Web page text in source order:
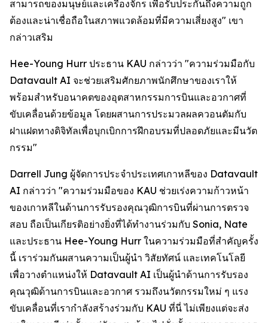
สามารถของมนุษย์และเครื่องจักร เพื่อรับประกันถึงความถูก
ต้องและน่าเชื่อถือในสภาพแวดล้อมที่มีความเสี่ยงสูง" เขา
กล่าวเสริม
Hee-Young Hurr ประธาน KAU กล่าวว่า "ความร่วมมือกับ
Datavault AI จะช่วยเสริมศักยภาพนักศึกษาของเราให้
พร้อมสำหรับอนาคตของอุตสาหกรรมการบินและอวกาศที่
ขับเคลื่อนด้วยข้อมูล โดยผสานการประมวลผลควอนตัมกับ
ฝาแฝดทางดิจิทัลเพื่อบุกเบิกการฝึกอบรมที่ปลอดภัยและมีนวัต
กรรม"
Darrell Jung ผู้จัดการประจำประเทศเกาหลีของ Datavault
AI กล่าวว่า "ความร่วมมือของ KAU ช่วยเร่งความก้าวหน้า
ของเกาหลีในด้านการรับรองคุณวุฒิการบินที่ผ่านการตรวจ
สอบ ถือเป็นเกียรติอย่างยิ่งที่ได้ทำงานร่วมกับ Sonia, Nate
และประธาน Hee-Young Hurr ในความร่วมมือที่สำคัญครั้ง
นี้ เราร่วมกันผสานความเป็นผู้นำ วิสัยทัศน์ และเทคโนโลยี
เพื่อวางตำแหน่งให้ Datavault AI เป็นผู้นำด้านการรับรอง
คุณวุฒิด้านการบินและอวกาศ รวมถึงนวัตกรรมใหม่ ๆ แรง
ขับเคลื่อนที่เรากำลังสร้างร่วมกับ KAU ที่นี่ ไม่เพียงแต่จะส่ง